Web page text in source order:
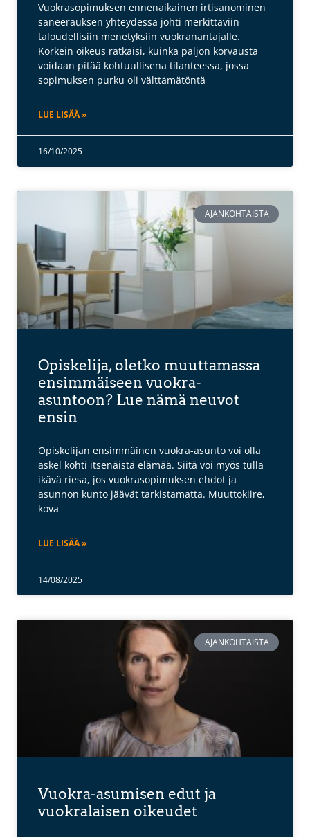
Vuokrasopimuksen ennenaikainen irtisanominen
saneerauksen yhteydessä johti merkittäviin
taloudellisiin menetyksiin vuokranantajalle.
Korkein oikeus ratkaisi, kuinka paljon korvausta
voidaan pitää kohtuullisena tilanteessa, jossa
sopimuksen purku oli välttämätöntä
LUE LISÄÄ »
16/10/2025
AJANKOHTAISTA
Opiskelija, oletko muuttamassa
ensimmäiseen vuokra-
asuntoon? Lue nämä neuvot
ensin
Opiskelijan ensimmäinen vuokra-asunto voi olla
askel kohti itsenäistä elämää. Siitä voi myös tulla
ikävä riesa, jos vuokrasopimuksen ehdot ja
asunnon kunto jäävät tarkistamatta. Muuttokiire,
kova
LUE LISÄÄ »
14/08/2025
AJANKOHTAISTA
Vuokra-asumisen edut ja
vuokralaisen oikeudet